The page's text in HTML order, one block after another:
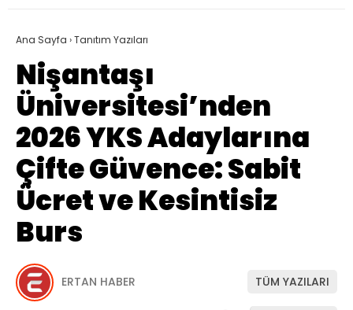
Ana Sayfa ›Tanıtım Yazıları
Nişantaşı
Üniversitesi’nden
2026 YKS Adaylarına
Çifte Güvence: Sabit
Ücret ve Kesintisiz
Burs
ERTAN HABER TÜM YAZILARI